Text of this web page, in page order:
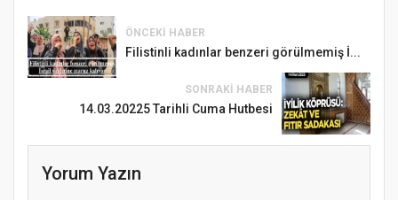
ÖNCEKI HABER
Filistinli kadınlar benzeri görülmemiş İ...
SONRAKI HABER
14.03.20225 Tarihli Cuma Hutbesi
Yorum Yazın